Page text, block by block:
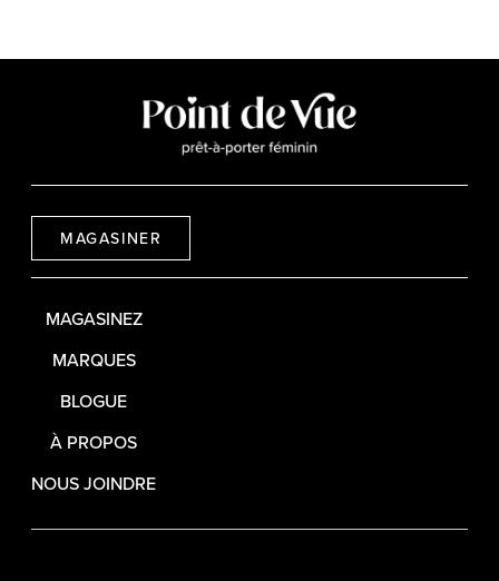
MAGASINER
MAGASINEZ
MARQUES
BLOGUE
À PROPOS
NOUS JOINDRE